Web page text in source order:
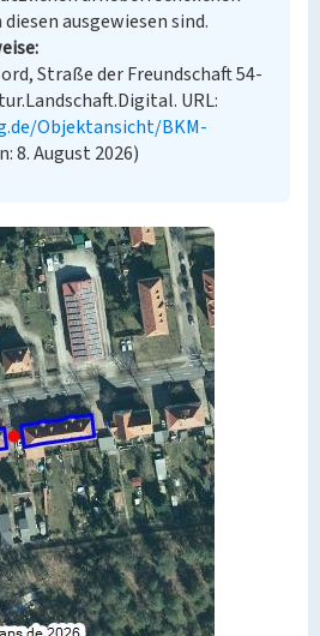
ausgewiesen sind.
Straße der Freundschaft 54-
URL:
Objektansicht/BKM-
8. August 2026)